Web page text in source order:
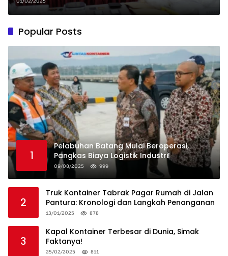
Popular Posts
1
Pelabuhan Batang Mulai Beroperasi,
Pangkas Biaya Logistik Industri!
09/08/2025 999
2
Truk Kontainer Tabrak Pagar Rumah di Jalan
Pantura: Kronologi dan Langkah Penanganan
13/01/2025 878
3
Kapal Kontainer Terbesar di Dunia, Simak
Faktanya!
25/02/2025 811